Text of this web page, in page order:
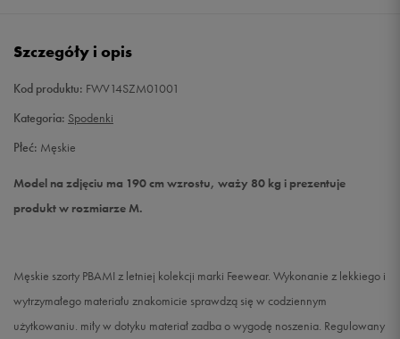
XXL Powiadom o dostępności
Szczegóły i opis
Kod produktu: FWV14SZM01001
Kategoria: Spodenki
Płeć: Męskie
Model na zdjęciu ma 190 cm wzrostu, waży 80 kg i prezentuje
produkt w rozmiarze M.
Męskie szorty PBAMI z letniej kolekcji marki Feewear. Wykonanie z lekkiego i
wytrzymałego materiału znakomicie sprawdzą się w codziennym
użytkowaniu. miły w dotyku materiał zadba o wygodę noszenia. Regulowany